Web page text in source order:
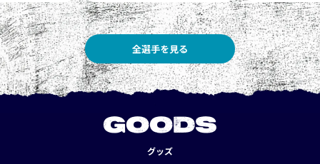
全選手を見る
GOODS
グッズ